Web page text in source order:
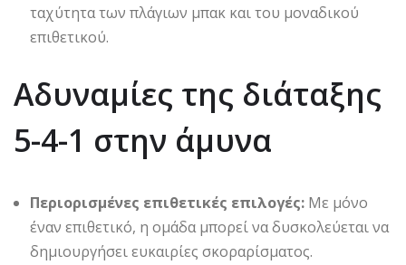
ταχύτητα των πλάγιων μπακ και του μοναδικού
επιθετικού.
Αδυναμίες της διάταξης
5-4-1 στην άμυνα
Περιορισμένες επιθετικές επιλογές: Με μόνο
έναν επιθετικό, η ομάδα μπορεί να δυσκολεύεται να
δημιουργήσει ευκαιρίες σκοραρίσματος.